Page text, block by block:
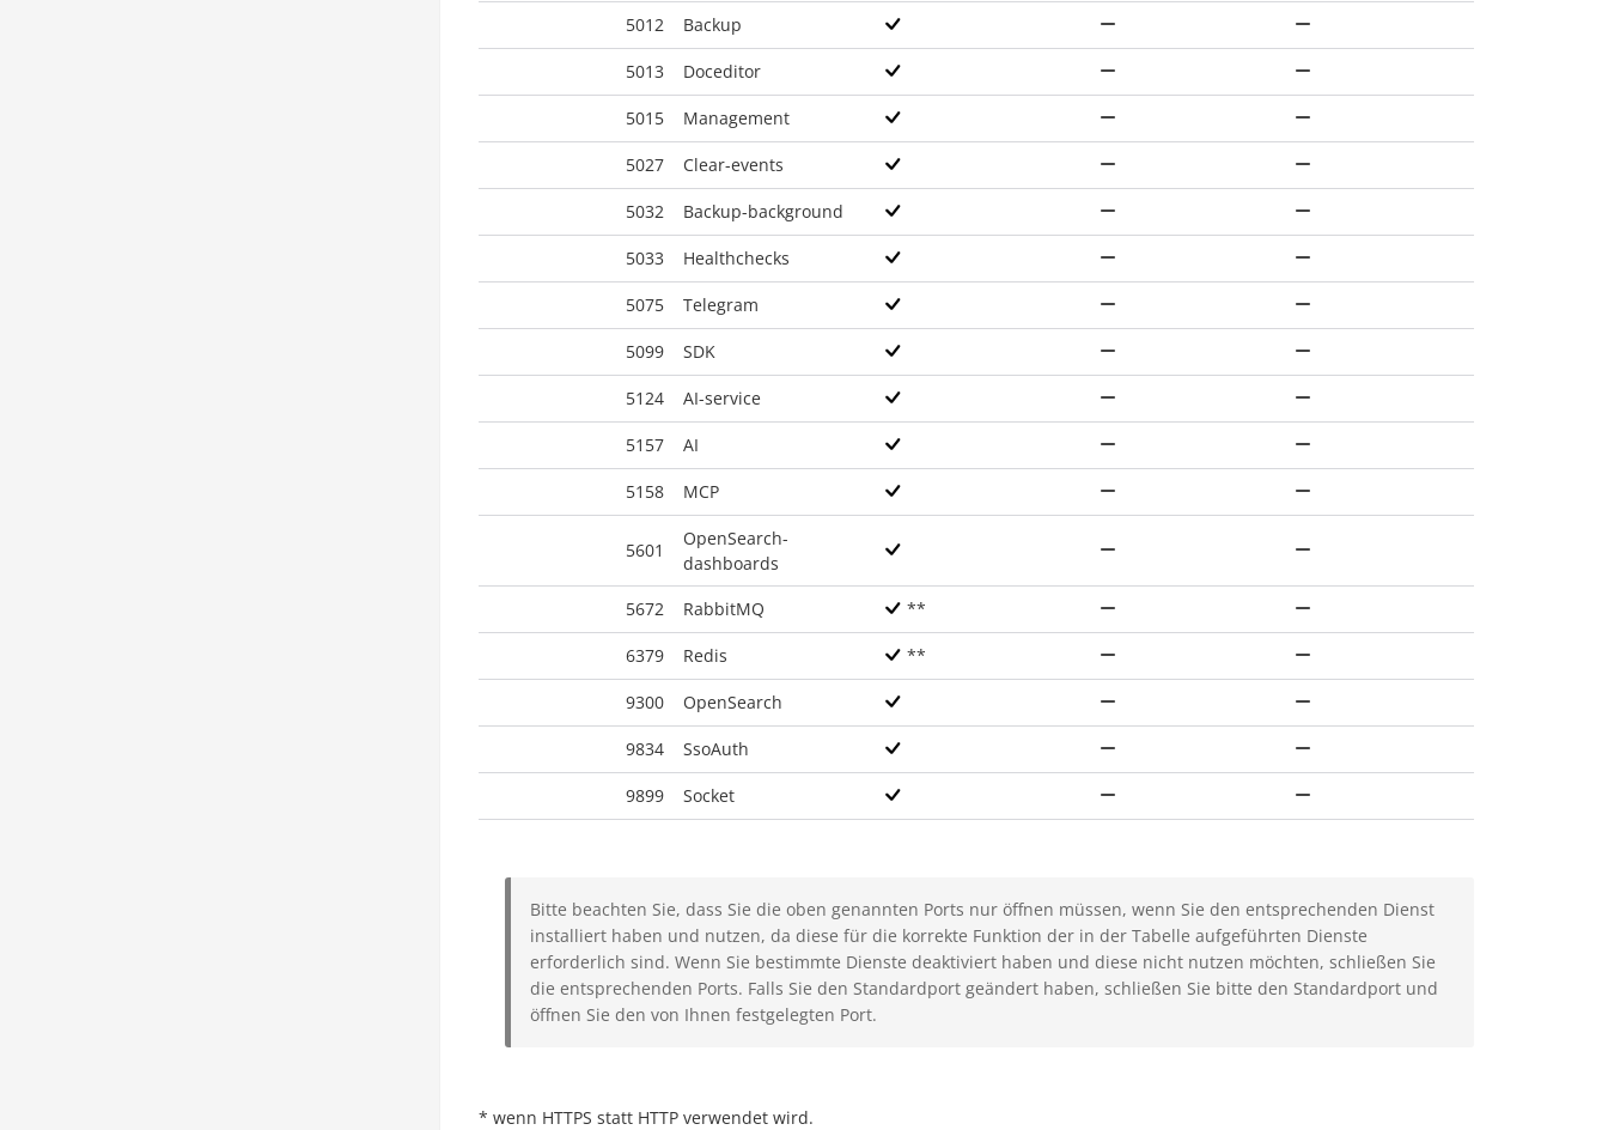
5012 Backup
5013 Doceditor
5015 Management
5027 Clear-events
5032 Backup-background
5033 Healthchecks
5075 Telegram
5099 SDK
5124 AI-service
5157 AI
5158 MCP
5601
OpenSearch-
dashboards
5672
RabbitMQ **
6379 Redis **
9300 OpenSearch
9834 SsoAuth
9899 Socket
Bitte beachten Sie, dass Sie die oben genannten Ports nur öffnen müssen, wenn Sie den entsprechenden Dienst
installiert haben und nutzen, da diese für die korrekte Funktion der in der Tabelle aufgeführten Dienste
erforderlich sind. Wenn Sie bestimmte Dienste deaktiviert haben und diese nicht nutzen möchten, schließen Sie
die entsprechenden Ports. Falls Sie den Standardport geändert haben, schließen Sie bitte den Standardport und
öffnen Sie den von Ihnen festgelegten Port.
* wenn HTTPS statt HTTP verwendet wird.